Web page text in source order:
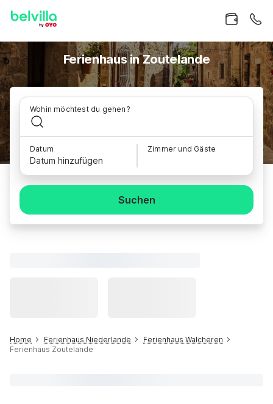
Ferienhaus in Zoutelande
Wohin möchtest du gehen?
Datum
Datum hinzufügen
Zimmer und Gäste
Suchen
Home Ferienhaus Niederlande
Ferienhaus Walcheren
Ferienhaus Zoutelande